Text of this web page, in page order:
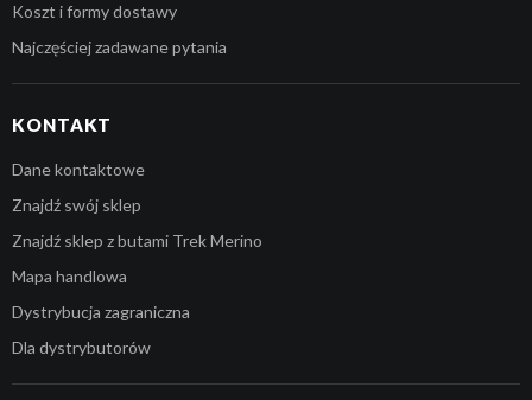
Koszt i formy dostawy
Najczęściej zadawane pytania
KONTAKT
Dane kontaktowe
Znajdź swój sklep
Znajdź sklep z butami Trek Merino
Mapa handlowa
Dystrybucja zagraniczna
Dla dystrybutorów